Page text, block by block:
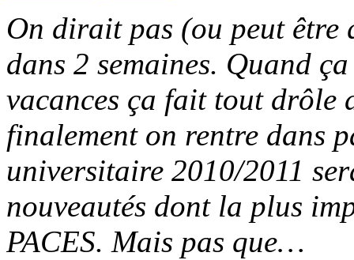
On dirait pas (ou peut être
dans 2 semaines. Quand
vacances ça fait tout drôle
finalement on rentre dans
universitaire 2010/2011
nouveautés dont la plus
PACES. Mais pas que…